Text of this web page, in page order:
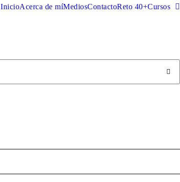
InicioAcerca de míMediosContactoReto 40+Cursos